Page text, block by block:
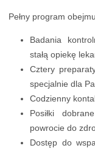
Pełny program
Badania
stałą opiekę
Cztery
specjalnie dla
Codzienny
Posiłki
powrocie do
Dostęp do